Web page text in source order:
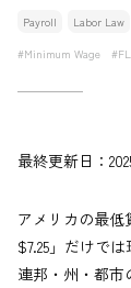
Payroll Labor Law
Minimum Wage
最終更新日：
アメリカの最低
$7.25」だけでは
連邦・州・都市